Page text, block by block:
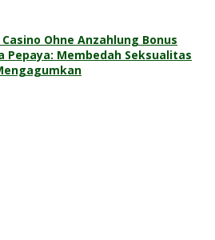
Ohne Anzahlung Bonus
Pepaya: Membedah Seksualitas